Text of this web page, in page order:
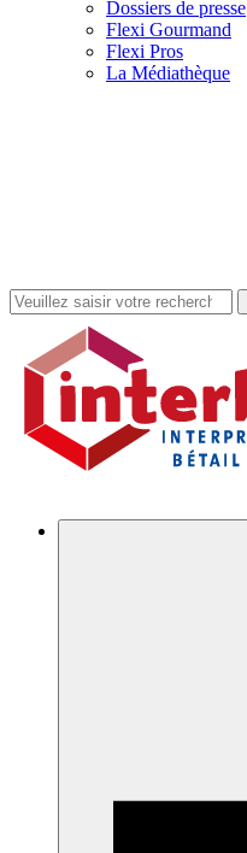
Dossiers de presse
Flexi Gourmand
Flexi Pros
La Médiathèque
Rechercher
dans
site